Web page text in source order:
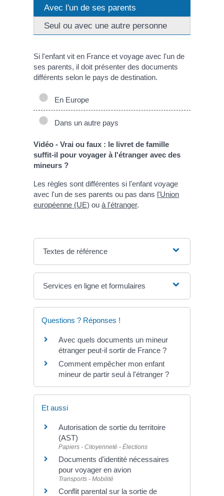
Avec l'un de ses parents
Seul ou avec une autre personne
Si l'enfant vit en France et voyage avec l'un de
ses parents, il doit présenter des documents
différents selon le pays de destination.
En Europe
Dans un autre pays
Vidéo - Vrai ou faux : le livret de famille
suffit-il pour voyager à l'étranger avec des
mineurs ?
Les règles sont différentes si l'enfant voyage
avec l'un de ses parents ou pas dans l'Union
européenne (UE) ouà l'étranger.
Textes de référence
Services en ligne et formulaires
Questions ? Réponses !
Avec quels documents un mineur
étranger peut-il sortir de France ?
Comment empêcher mon enfant
mineur de partir seul à l'étranger ?
Et aussi
Autorisation de sortie du territoire
(AST)
Papiers - Citoyenneté - Élections
Documents d'identité nécessaires
pour voyager en avion
Transports - Mobilité
Conflit parental sur la sortie de